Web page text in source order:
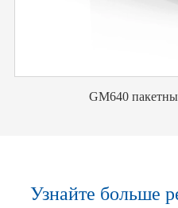
GM640
Узнайте больше